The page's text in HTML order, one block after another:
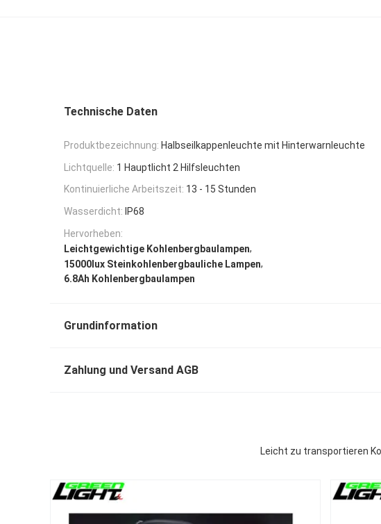
Technische Daten
Produktbezeichnung: Halbseilkappenleuchte mit Hinterwarnleuchte
Lichtquelle: 1 Hauptlicht 2 Hilfsleuchten
Kontinuierliche Arbeitszeit: 13 - 15 Stunden
Wasserdicht: IP68
Hervorheben:
Leichtgewichtige Kohlenbergbaulampen,
15000lux Steinkohlenbergbauliche Lampen,
6.8Ah Kohlenbergbaulampen
Grundinformation
Zahlung und Versand AGB
Leicht zu transportieren